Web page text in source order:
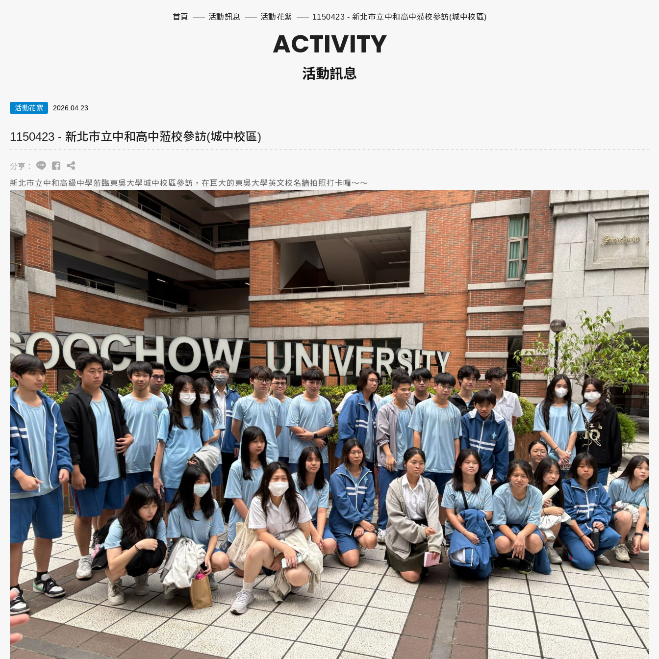
首頁 活動訊息 活動花絮 1150423 - 新北市立中和高中蒞校參訪(城中校區)
ACTIVITY
活動訊息
活動花絮 2026.04.23
1150423 - 新北市立中和高中蒞校參訪(城中校區)
分享：
新北市立中和高級中學蒞臨東吳大學城中校區參訪，在巨大的東吳大學英文校名牆拍照打卡囉～～